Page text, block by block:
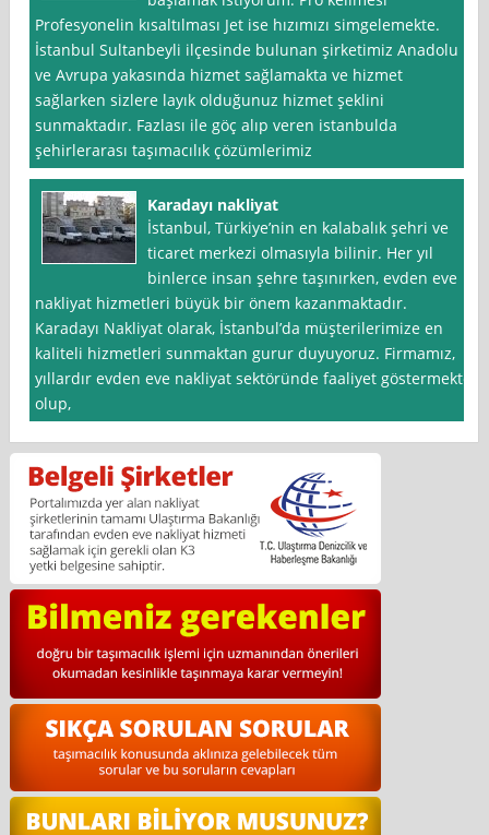
Profesyonelin kısaltılması Jet ise hızımızı simgelemekte.
İstanbul Sultanbeyli ilçesinde bulunan şirketimiz Anadolu
ve Avrupa yakasında hizmet sağlamakta ve hizmet
sağlarken sizlere layık olduğunuz hizmet şeklini
sunmaktadır. Fazlası ile göç alıp veren istanbulda
şehirlerarası taşımacılık çözümlerimiz
Karadayı nakliyat
İstanbul, Türkiye’nin en kalabalık şehri ve
ticaret merkezi olmasıyla bilinir. Her yıl
binlerce insan şehre taşınırken, evden eve
nakliyat hizmetleri büyük bir önem kazanmaktadır.
Karadayı Nakliyat olarak, İstanbul’da müşterilerimize en
kaliteli hizmetleri sunmaktan gurur duyuyoruz. Firmamız,
yıllardır evden eve nakliyat sektöründe faaliyet göstermekte
olup,